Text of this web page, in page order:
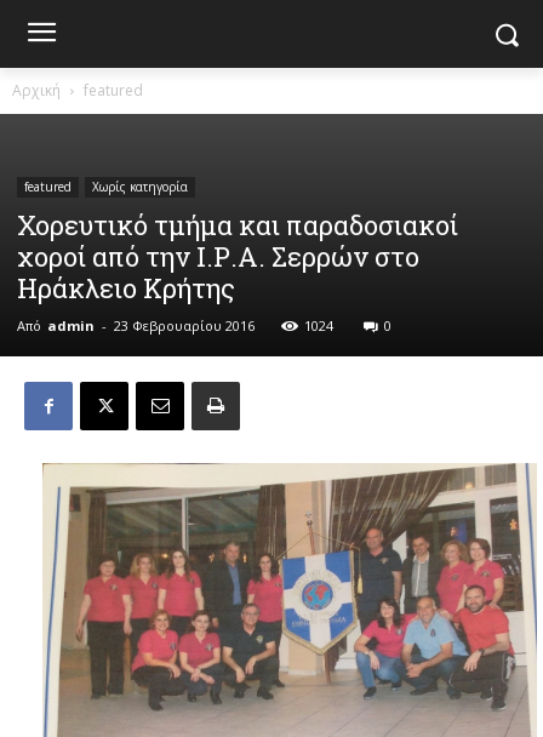
Αρχική featured
featured Χωρίς κατηγορία
Χορευτικό τμήμα και παραδοσιακοί
χοροί από την Ι.Ρ.Α. Σερρών στο
Ηράκλειο Κρήτης
Από admin - 23 Φεβρουαρίου 2016 1024 0